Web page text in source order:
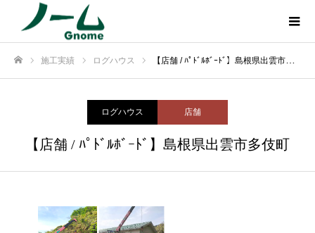
施工実績 ログハウス 【店舗 / ﾊﾟﾄﾞﾙﾎﾞｰﾄﾞ】島根県出雲市多伎町
ログハウス 店舗
【店舗 / ﾊﾟﾄﾞﾙﾎﾞｰﾄﾞ】島根県出雲市多伎町